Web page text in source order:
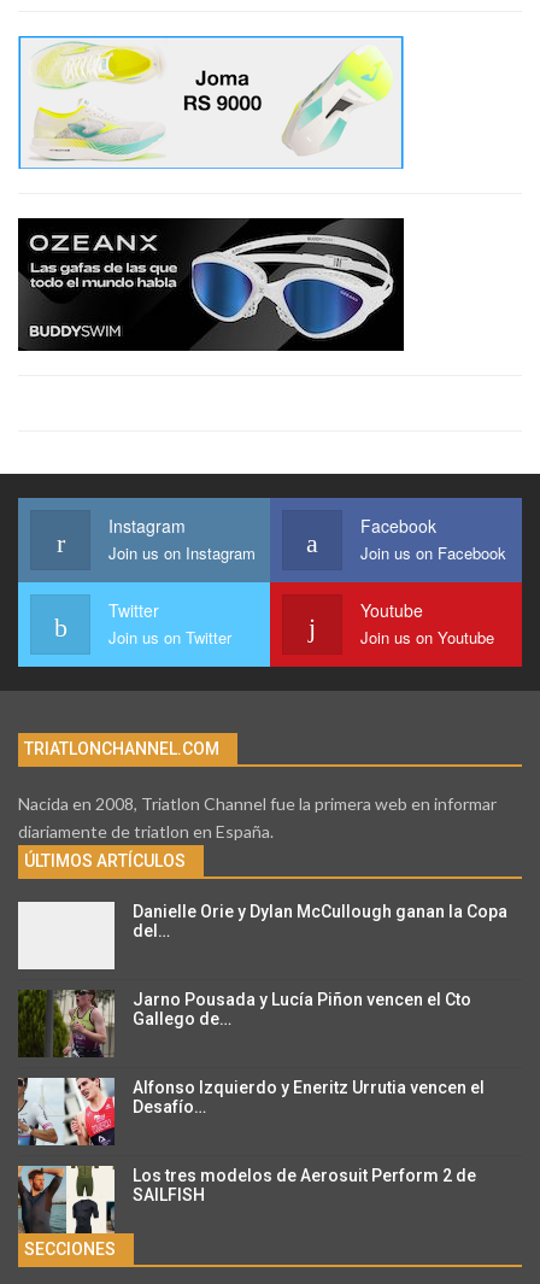
Instagram
Join us on Instagram
Facebook
Join us on Facebook
Twitter
Join us on Twitter
Youtube
Join us on Youtube
TRIATLONCHANNEL.COM
Nacida en 2008, Triatlon Channel fue la primera web en informar
diariamente de triatlon en España.
ÚLTIMOS ARTÍCULOS
Danielle Orie y Dylan McCullough ganan la Copa
del…
Jarno Pousada y Lucía Piñon vencen el Cto
Gallego de…
Alfonso Izquierdo y Eneritz Urrutia vencen el
Desafío…
Los tres modelos de Aerosuit Perform 2 de
SAILFISH
SECCIONES